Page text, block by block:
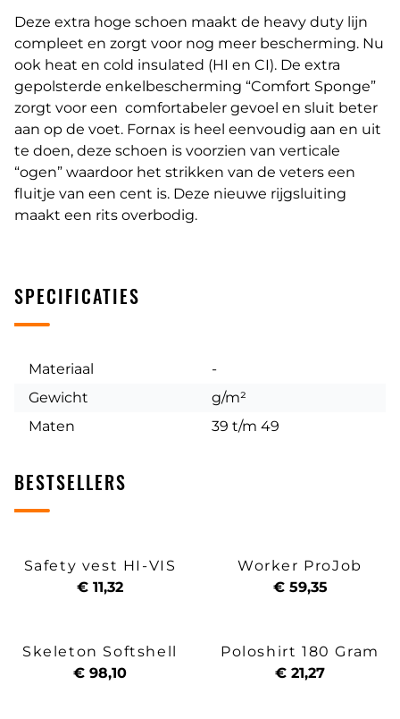
Deze extra hoge schoen maakt de heavy duty lijn
compleet en zorgt voor nog meer bescherming. Nu
ook heat en cold insulated (HI en CI). De extra
gepolsterde enkelbescherming “Comfort Sponge”
zorgt voor een comfortabeler gevoel en sluit beter
aan op de voet. Fornax is heel eenvoudig aan en uit
te doen, deze schoen is voorzien van verticale
“ogen” waardoor het strikken van de veters een
fluitje van een cent is. Deze nieuwe rijgsluiting
maakt een rits overbodig.
SPECIFICATIES
Materiaal
-
Gewicht
g/m²
Maten
39 t/m 49
BESTSELLERS
Safety vest HI-VIS
€ 11,32
Worker ProJob
€ 59,35
Skeleton Softshell
€ 98,10
Poloshirt 180 Gram
€ 21,27